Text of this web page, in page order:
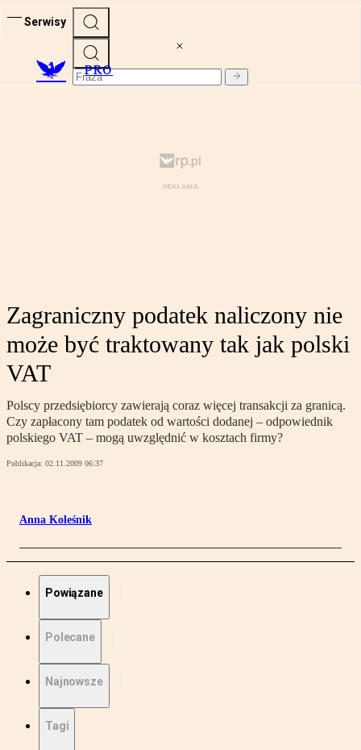
Serwisy
PRO
Zagraniczny podatek naliczony nie
może być traktowany tak jak polski
VAT
Polscy przedsiębiorcy zawierają coraz więcej transakcji za granicą.
Czy zapłacony tam podatek od wartości dodanej – odpowiednik
polskiego VAT – mogą uwzględnić w kosztach firmy?
Publikacja: 02.11.2009 06:37
Anna Koleśnik
Powiązane
Polecane
Najnowsze
Tagi